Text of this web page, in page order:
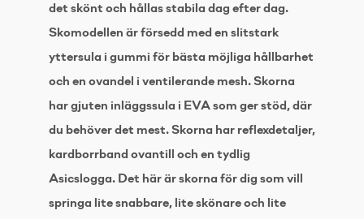
det skönt och hållas stabila dag efter dag.
Skomodellen är försedd med en slitstark
yttersula i gummi för bästa möjliga hållbarhet
och en ovandel i ventilerande mesh. Skorna
har gjuten inläggssula i EVA som ger stöd, där
du behöver det mest. Skorna har reflexdetaljer,
kardborrband ovantill och en tydlig
Asicslogga. Det här är skorna för dig som vill
springa lite snabbare, lite skönare och lite